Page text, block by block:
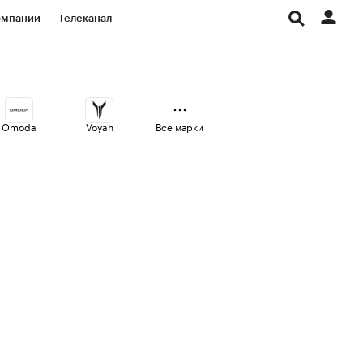
Телеканал
Проверка контрагентов
Omoda Voyah Все марки